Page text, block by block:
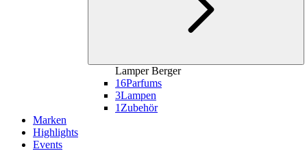
Lamper Berger
16Parfums
3Lampen
1 Zubehör
Marken
Highlights
Events